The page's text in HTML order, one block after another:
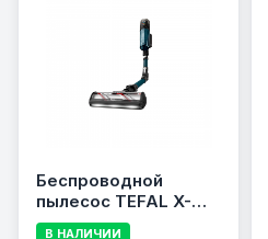
Беспроводной
пылесос TEFAL X-
Force Flex 13.60
В НАЛИЧИИ